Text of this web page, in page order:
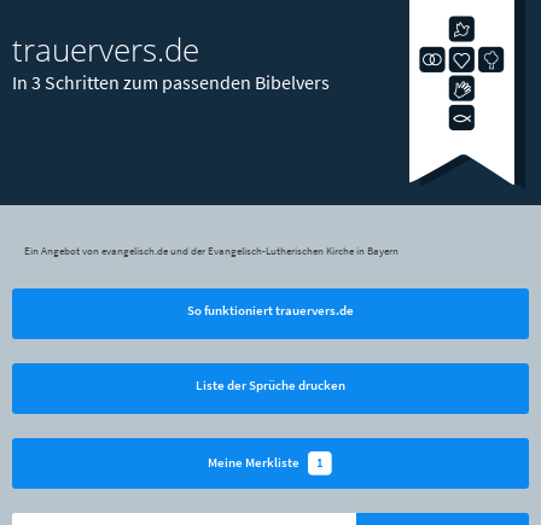
trauervers.de
In 3 Schritten zum passenden Bibelvers
Ein Angebot von evangelisch.de und der Evangelisch-Lutherischen Kirche in Bayern
So funktioniert trauervers.de
Liste der Sprüche drucken
Meine Merkliste 1